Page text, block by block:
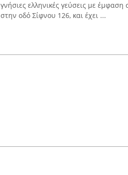
γνήσιες ελληνικές γεύσεις με
στην οδό Σίφνου 126, και έχει ...